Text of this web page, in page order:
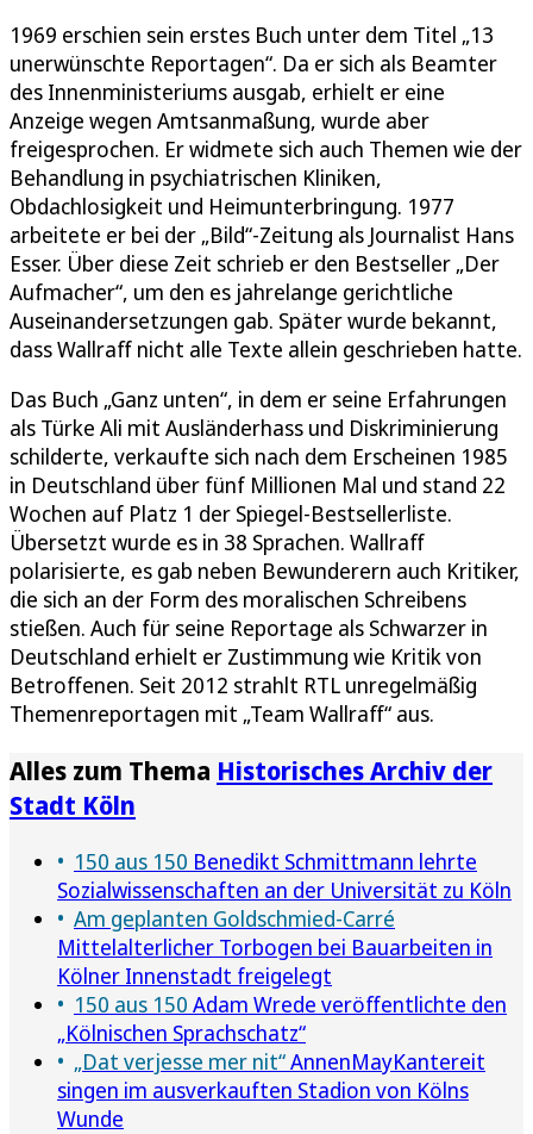
1969 erschien sein erstes Buch unter dem Titel „13
unerwünschte Reportagen“. Da er sich als Beamter
des Innenministeriums ausgab, erhielt er eine
Anzeige wegen Amtsanmaßung, wurde aber
freigesprochen. Er widmete sich auch Themen wie der
Behandlung in psychiatrischen Kliniken,
Obdachlosigkeit und Heimunterbringung. 1977
arbeitete er bei der „Bild“-Zeitung als Journalist Hans
Esser. Über diese Zeit schrieb er den Bestseller „Der
Aufmacher“, um den es jahrelange gerichtliche
Auseinandersetzungen gab. Später wurde bekannt,
dass Wallraff nicht alle Texte allein geschrieben hatte.
Das Buch „Ganz unten“, in dem er seine Erfahrungen
als Türke Ali mit Ausländerhass und Diskriminierung
schilderte, verkaufte sich nach dem Erscheinen 1985
in Deutschland über fünf Millionen Mal und stand 22
Wochen auf Platz 1 der Spiegel-Bestsellerliste.
Übersetzt wurde es in 38 Sprachen. Wallraff
polarisierte, es gab neben Bewunderern auch Kritiker,
die sich an der Form des moralischen Schreibens
stießen. Auch für seine Reportage als Schwarzer in
Deutschland erhielt er Zustimmung wie Kritik von
Betroffenen. Seit 2012 strahlt RTL unregelmäßig
Themenreportagen mit „Team Wallraff“ aus.
Alles zum Thema Historisches Archiv der
Stadt Köln
150 aus 150 Benedikt Schmittmann lehrte
Sozialwissenschaften an der Universität zu Köln
Am geplanten Goldschmied-Carré
Mittelalterlicher Torbogen bei Bauarbeiten in
Kölner Innenstadt freigelegt
150 aus 150 Adam Wrede veröffentlichte den
„Kölnischen Sprachschatz“
„Dat verjesse mer nit“AnnenMayKantereit
singen im ausverkauften Stadion von Kölns
Wunde